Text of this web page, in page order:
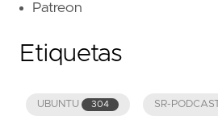
Patreon
Etiquetas
UBUNTU 304 SR-PODCAST